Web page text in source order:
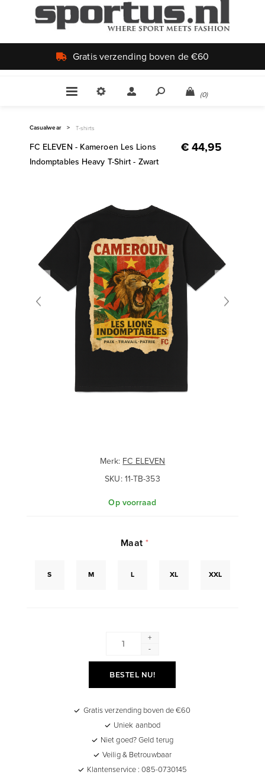
Uniek aanbod
(0)
Casualwear > T-shirts
FC ELEVEN - Kameroen Les Lions
Indomptables Heavy T-Shirt - Zwart
€ 44,95
Merk: FC ELEVEN
SKU: 11-TB-353
Op voorraad
Maat*
S M L XL XXL
+
-
BESTEL NU!
Gratis verzending boven de €60
Uniek aanbod
Niet goed? Geld terug
Veilig & Betrouwbaar
Klantenservice : 085-0730145